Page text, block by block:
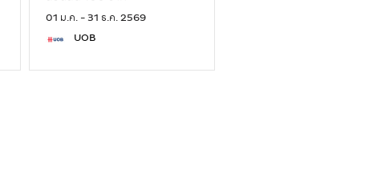
01 ม.ค. - 31 ธ.ค. 2569
UOB